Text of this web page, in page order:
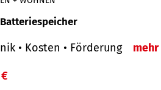
• Kosten • Förderung mehr